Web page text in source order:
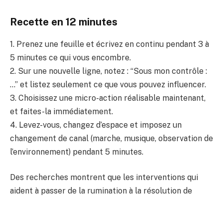
Recette en 12 minutes
1. Prenez une feuille et écrivez en continu pendant 3 à
5 minutes ce qui vous encombre.
2. Sur une nouvelle ligne, notez : “Sous mon contrôle :
…” et listez seulement ce que vous pouvez influencer.
3. Choisissez une micro-action réalisable maintenant,
et faites-la immédiatement.
4. Levez-vous, changez d’espace et imposez un
changement de canal (marche, musique, observation de
l’environnement) pendant 5 minutes.
Des recherches montrent que les interventions qui
aident à passer de la rumination à la résolution de